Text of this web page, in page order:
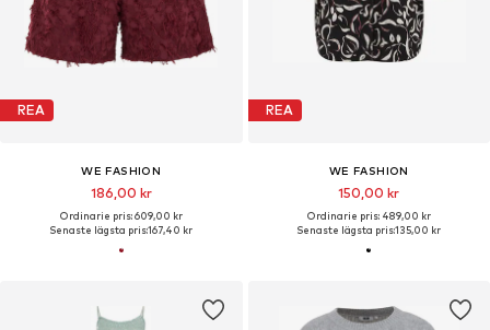
REA
WE FASHION
186,00 kr
Ordinarie pris: 609,00 kr
Senaste lägsta pris:167,40 kr
REA
WE FASHION
150,00 kr
Ordinarie pris: 489,00 kr
Senaste lägsta pris:135,00 kr